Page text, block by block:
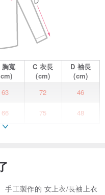
胸寬
C衣長
(cm)
D袖長
(cm)
63 72 46
66 75 48
/ 衣長: 72cm / 下擺寬:
/ 衣長: 75cm / 下擺寬:
手工製作的 女上衣/長袖上衣